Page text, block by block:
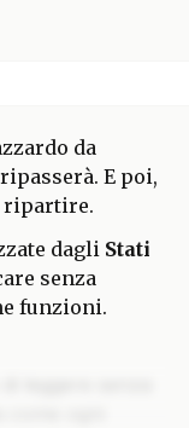
da
E poi,
ripartire.
dagli Stati
senza
funzioni.